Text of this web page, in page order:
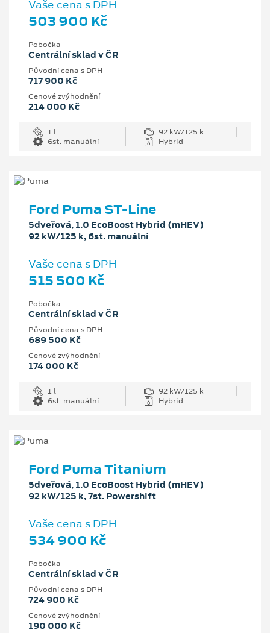
Vaše cena s DPH
503 900 Kč
Pobočka
Centrální sklad v ČR
Původní cena s DPH
717 900 Kč
Cenové zvýhodnění
214 000 Kč
1 l
92 kW/125 k
6st. manuální
Hybrid
Ford Puma ST-Line
5dveřová, 1.0 EcoBoost Hybrid (mHEV)
92 kW/125 k, 6st. manuální
Vaše cena s DPH
515 500 Kč
Pobočka
Centrální sklad v ČR
Původní cena s DPH
689 500 Kč
Cenové zvýhodnění
174 000 Kč
1 l
92 kW/125 k
6st. manuální
Hybrid
Ford Puma Titanium
5dveřová, 1.0 EcoBoost Hybrid (mHEV)
92 kW/125 k, 7st. Powershift
Vaše cena s DPH
534 900 Kč
Pobočka
Centrální sklad v ČR
Původní cena s DPH
724 900 Kč
Cenové zvýhodnění
190 000 Kč